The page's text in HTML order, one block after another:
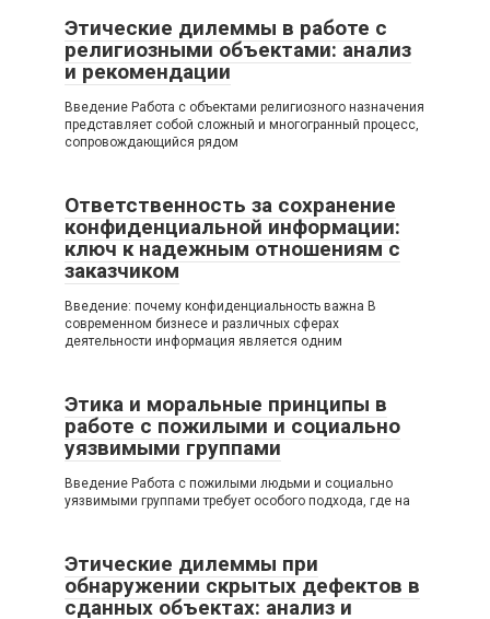
Этические дилеммы в работе с
религиозными объектами: анализ
и рекомендации
Введение Работа с объектами религиозного назначения
представляет собой сложный и многогранный процесс,
сопровождающийся рядом
Ответственность за сохранение
конфиденциальной информации:
ключ к надежным отношениям с
заказчиком
Введение: почему конфиденциальность важна В
современном бизнесе и различных сферах
деятельности информация является одним
Этика и моральные принципы в
работе с пожилыми и социально
уязвимыми группами
Введение Работа с пожилыми людьми и социально
уязвимыми группами требует особого подхода, где на
Этические дилеммы при
обнаружении скрытых дефектов в
сданных объектах: анализ и